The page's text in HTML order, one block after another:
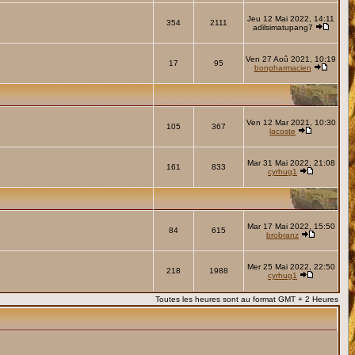
354 2111
Jeu 12 Mai 2022, 14:11
adilsimatupang7
17 95
Ven 27 Aoû 2021, 10:19
bonpharmacien
105 367
Ven 12 Mar 2021, 10:30
lacoste
161 833
Mar 31 Mai 2022, 21:08
cyrhug1
84 615
Mar 17 Mai 2022, 15:50
brobranz
218 1988
Mer 25 Mai 2022, 22:50
cyrhug1
Toutes les heures sont au format GMT + 2 Heures